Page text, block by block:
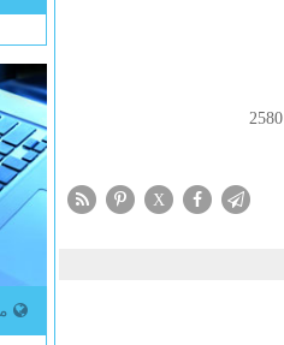
2580
X